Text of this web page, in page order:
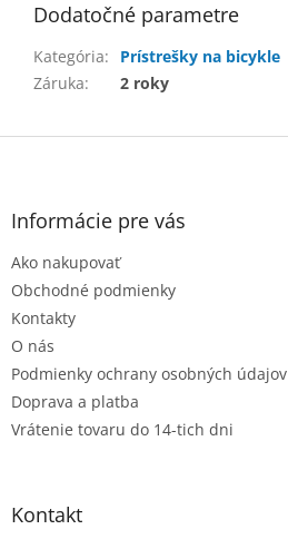
Dodatočné parametre
Kategória:
Prístrešky na bicykle
Záruka: 2 roky
Z
Informácie pre vás
Ako nakupovať
Obchodné podmienky
Kontakty
O nás
Podmienky ochrany osobných údajov
Doprava a platba
Vrátenie tovaru do 14-tich dni
Kontakt